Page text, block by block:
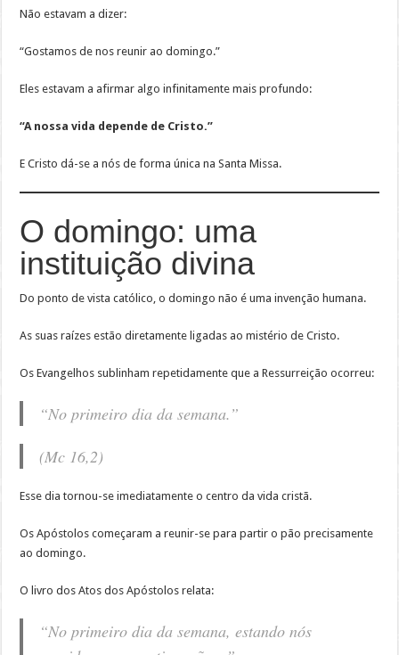
Não estavam a dizer:
“Gostamos de nos reunir ao domingo.”
Eles estavam a afirmar algo infinitamente mais profundo:
“A nossa vida depende de Cristo.”
E Cristo dá-se a nós de forma única na Santa Missa.
O domingo: uma
instituição divina
Do ponto de vista católico, o domingo não é uma invenção humana.
As suas raízes estão diretamente ligadas ao mistério de Cristo.
Os Evangelhos sublinham repetidamente que a Ressurreição ocorreu:
“No primeiro dia da semana.”
(Mc 16,2)
Esse dia tornou-se imediatamente o centro da vida cristã.
Os Apóstolos começaram a reunir-se para partir o pão precisamente
ao domingo.
O livro dos Atos dos Apóstolos relata:
“No primeiro dia da semana, estando nós